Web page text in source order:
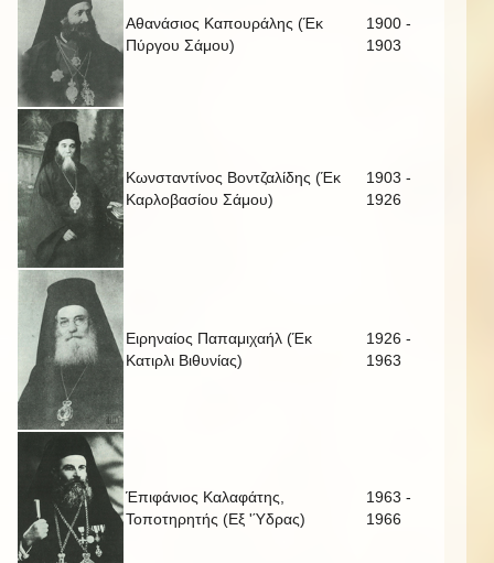
Αθανάσιος Καπουράλης (Έκ
Πύργου Σάμου)
1900 -
1903
Κωνσταντίνος Βοντζαλίδης (Έκ
Καρλοβασίου Σάμου)
1903 -
1926
Ειρηναίος Παπαμιχαήλ (Έκ
Κατιρλι Βιθυνίας)
1926 -
1963
Έπιφάνιος Καλαφάτης,
Τοποτηρητής (Εξ 'Ύδρας)
1963 -
1966